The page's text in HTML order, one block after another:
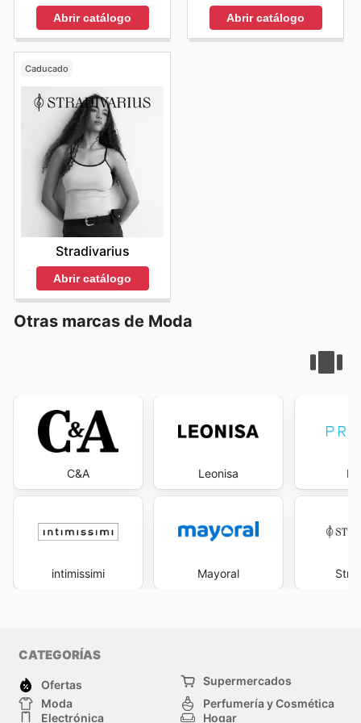
Abrir catálogo Abrir catálogo
Caducado
Stradivarius
Abrir catálogo
Otras marcas de Moda
C&A
intimissimi
Leonisa
Mayoral
CATEGORÍAS
Ofertas
Supermercados
Moda
Perfumería y Cosmética
Electrónica
Hogar